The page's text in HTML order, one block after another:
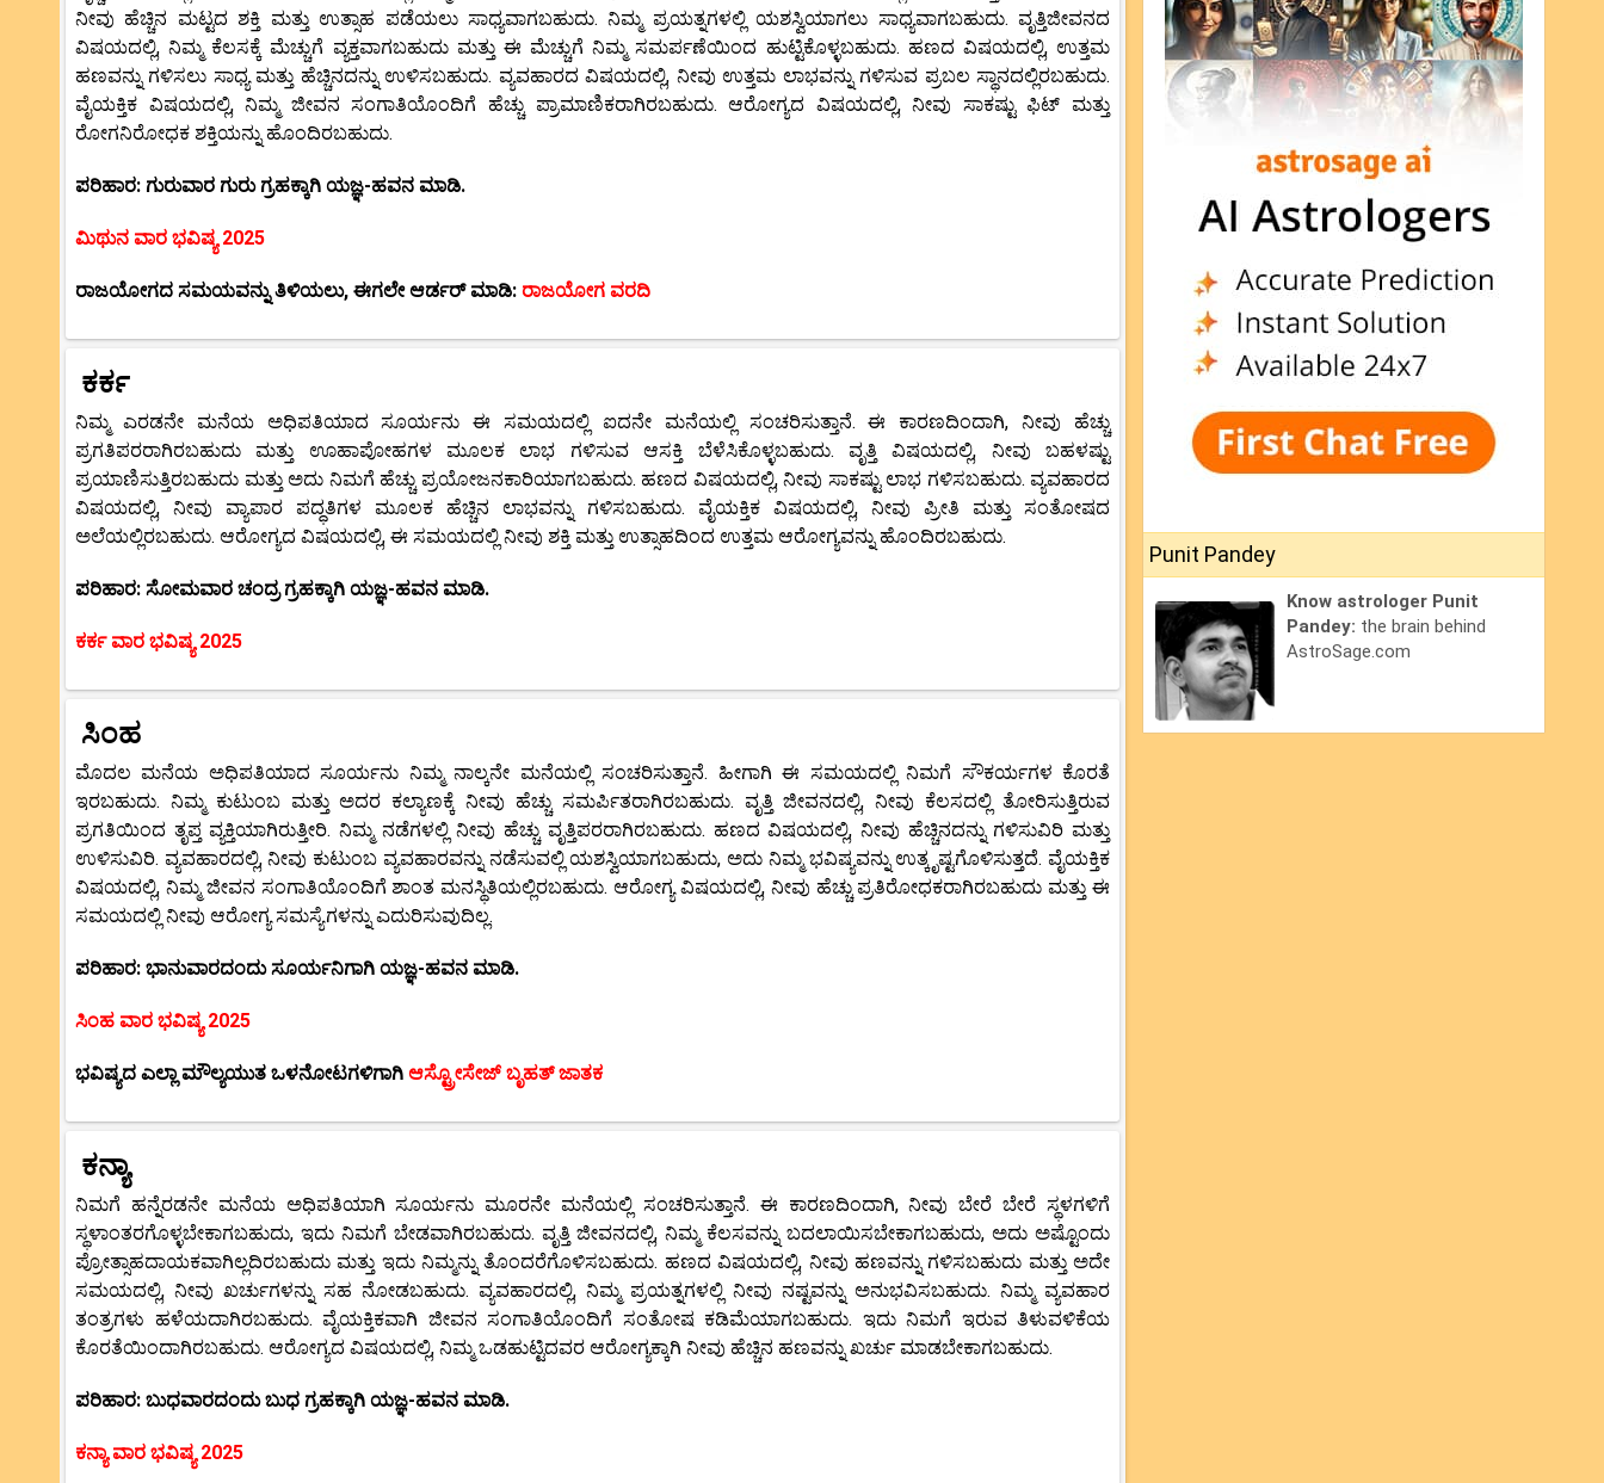
ನೀವು ಹೆಚ್ಚಿನ ಮಟ್ಟದ ಶಕ್ತಿ ಮತ್ತು ಉತ್ಸಾಹ ಪಡೆಯಲು ಸಾಧ್ಯವಾಗಬಹುದು. ನಿಮ್ಮ ಪ್ರಯತ್ನಗಳಲ್ಲಿ ಯಶಸ್ವಿಯಾಗಲು ಸಾಧ್ಯವಾಗಬಹುದು. ವೃತ್ತಿಜೀವನದ
ವಿಷಯದಲ್ಲಿ, ನಿಮ್ಮ ಕೆಲಸಕ್ಕೆ ಮೆಚ್ಚುಗೆ ವ್ಯಕ್ತವಾಗಬಹುದು ಮತ್ತು ಈ ಮೆಚ್ಚುಗೆ ನಿಮ್ಮ ಸಮರ್ಪಣೆಯಿಂದ ಹುಟ್ಟಿಕೊಳ್ಳಬಹುದು. ಹಣದ ವಿಷಯದಲ್ಲಿ, ಉತ್ತಮ
ಹಣವನ್ನು ಗಳಿಸಲು ಸಾಧ್ಯ ಮತ್ತು ಹೆಚ್ಚಿನದನ್ನು ಉಳಿಸಬಹುದು. ವ್ಯವಹಾರದ ವಿಷಯದಲ್ಲಿ, ನೀವು ಉತ್ತಮ ಲಾಭವನ್ನು ಗಳಿಸುವ ಪ್ರಬಲ ಸ್ಥಾನದಲ್ಲಿರಬಹುದು.
ವೈಯಕ್ತಿಕ ವಿಷಯದಲ್ಲಿ, ನಿಮ್ಮ ಜೀವನ ಸಂಗಾತಿಯೊಂದಿಗೆ ಹೆಚ್ಚು ಪ್ರಾಮಾಣಿಕರಾಗಿರಬಹುದು. ಆರೋಗ್ಯದ ವಿಷಯದಲ್ಲಿ, ನೀವು ಸಾಕಷ್ಟು ಫಿಟ್ ಮತ್ತು
ರೋಗನಿರೋಧಕ ಶಕ್ತಿಯನ್ನು ಹೊಂದಿರಬಹುದು.
ಪರಿಹಾರ: ಗುರುವಾರ ಗುರು ಗ್ರಹಕ್ಕಾಗಿ ಯಜ್ಞ-ಹವನ ಮಾಡಿ.
ಮಿಥುನ ವಾರ ಭವಿಷ್ಯ 2025
ರಾಜಯೋಗದ ಸಮಯವನ್ನು ತಿಳಿಯಲು, ಈಗಲೇ ಆರ್ಡರ್ ಮಾಡಿ: ರಾಜಯೋಗ ವರದಿ
ಕರ್ಕ
ನಿಮ್ಮ ಎರಡನೇ ಮನೆಯ ಅಧಿಪತಿಯಾದ ಸೂರ್ಯನು ಈ ಸಮಯದಲ್ಲಿ ಐದನೇ ಮನೆಯಲ್ಲಿ ಸಂಚರಿಸುತ್ತಾನೆ. ಈ ಕಾರಣದಿಂದಾಗಿ, ನೀವು ಹೆಚ್ಚು
ಪ್ರಗತಿಪರರಾಗಿರಬಹುದು ಮತ್ತು ಊಹಾಪೋಹಗಳ ಮೂಲಕ ಲಾಭ ಗಳಿಸುವ ಆಸಕ್ತಿ ಬೆಳೆಸಿಕೊಳ್ಳಬಹುದು. ವೃತ್ತಿ ವಿಷಯದಲ್ಲಿ, ನೀವು ಬಹಳಷ್ಟು
ಪ್ರಯಾಣಿಸುತ್ತಿರಬಹುದು ಮತ್ತು ಅದು ನಿಮಗೆ ಹೆಚ್ಚು ಪ್ರಯೋಜನಕಾರಿಯಾಗಬಹುದು. ಹಣದ ವಿಷಯದಲ್ಲಿ, ನೀವು ಸಾಕಷ್ಟು ಲಾಭ ಗಳಿಸಬಹುದು. ವ್ಯವಹಾರದ
ವಿಷಯದಲ್ಲಿ, ನೀವು ವ್ಯಾಪಾರ ಪದ್ಧತಿಗಳ ಮೂಲಕ ಹೆಚ್ಚಿನ ಲಾಭವನ್ನು ಗಳಿಸಬಹುದು. ವೈಯಕ್ತಿಕ ವಿಷಯದಲ್ಲಿ, ನೀವು ಪ್ರೀತಿ ಮತ್ತು ಸಂತೋಷದ
ಅಲೆಯಲ್ಲಿರಬಹುದು. ಆರೋಗ್ಯದ ವಿಷಯದಲ್ಲಿ, ಈ ಸಮಯದಲ್ಲಿ ನೀವು ಶಕ್ತಿ ಮತ್ತು ಉತ್ಸಾಹದಿಂದ ಉತ್ತಮ ಆರೋಗ್ಯವನ್ನು ಹೊಂದಿರಬಹುದು.
ಪರಿಹಾರ: ಸೋಮವಾರ ಚಂದ್ರ ಗ್ರಹಕ್ಕಾಗಿ ಯಜ್ಞ-ಹವನ ಮಾಡಿ.
ಕರ್ಕ ವಾರ ಭವಿಷ್ಯ 2025
ಸಿಂಹ
ಮೊದಲ ಮನೆಯ ಅಧಿಪತಿಯಾದ ಸೂರ್ಯನು ನಿಮ್ಮ ನಾಲ್ಕನೇ ಮನೆಯಲ್ಲಿ ಸಂಚರಿಸುತ್ತಾನೆ. ಹೀಗಾಗಿ ಈ ಸಮಯದಲ್ಲಿ ನಿಮಗೆ ಸೌಕರ್ಯಗಳ ಕೊರತೆ
ಇರಬಹುದು. ನಿಮ್ಮ ಕುಟುಂಬ ಮತ್ತು ಅದರ ಕಲ್ಯಾಣಕ್ಕೆ ನೀವು ಹೆಚ್ಚು ಸಮರ್ಪಿತರಾಗಿರಬಹುದು. ವೃತ್ತಿ ಜೀವನದಲ್ಲಿ, ನೀವು ಕೆಲಸದಲ್ಲಿ ತೋರಿಸುತ್ತಿರುವ
ಪ್ರಗತಿಯಿಂದ ತೃಪ್ತ ವ್ಯಕ್ತಿಯಾಗಿರುತ್ತೀರಿ. ನಿಮ್ಮ ನಡೆಗಳಲ್ಲಿ ನೀವು ಹೆಚ್ಚು ವೃತ್ತಿಪರರಾಗಿರಬಹುದು. ಹಣದ ವಿಷಯದಲ್ಲಿ, ನೀವು ಹೆಚ್ಚಿನದನ್ನು ಗಳಿಸುವಿರಿ ಮತ್ತು
ಉಳಿಸುವಿರಿ. ವ್ಯವಹಾರದಲ್ಲಿ, ನೀವು ಕುಟುಂಬ ವ್ಯವಹಾರವನ್ನು ನಡೆಸುವಲ್ಲಿ ಯಶಸ್ವಿಯಾಗಬಹುದು, ಅದು ನಿಮ್ಮ ಭವಿಷ್ಯವನ್ನು ಉತ್ಕೃಷ್ಟಗೊಳಿಸುತ್ತದೆ. ವೈಯಕ್ತಿಕ
ವಿಷಯದಲ್ಲಿ, ನಿಮ್ಮ ಜೀವನ ಸಂಗಾತಿಯೊಂದಿಗೆ ಶಾಂತ ಮನಸ್ಥಿತಿಯಲ್ಲಿರಬಹುದು. ಆರೋಗ್ಯ ವಿಷಯದಲ್ಲಿ, ನೀವು ಹೆಚ್ಚು ಪ್ರತಿರೋಧಕರಾಗಿರಬಹುದು ಮತ್ತು ಈ
ಸಮಯದಲ್ಲಿ ನೀವು ಆರೋಗ್ಯ ಸಮಸ್ಯೆಗಳನ್ನು ಎದುರಿಸುವುದಿಲ್ಲ.
ಪರಿಹಾರ: ಭಾನುವಾರದಂದು ಸೂರ್ಯನಿಗಾಗಿ ಯಜ್ಞ-ಹವನ ಮಾಡಿ.
ಸಿಂಹ ವಾರ ಭವಿಷ್ಯ 2025
ಭವಿಷ್ಯದ ಎಲ್ಲಾ ಮೌಲ್ಯಯುತ ಒಳನೋಟಗಳಿಗಾಗಿ ಆಸ್ಟ್ರೋಸೇಜ್ ಬೃಹತ್ ಜಾತಕ
ಕನ್ಯಾ
ನಿಮಗೆ ಹನ್ನೆರಡನೇ ಮನೆಯ ಅಧಿಪತಿಯಾಗಿ ಸೂರ್ಯನು ಮೂರನೇ ಮನೆಯಲ್ಲಿ ಸಂಚರಿಸುತ್ತಾನೆ. ಈ ಕಾರಣದಿಂದಾಗಿ, ನೀವು ಬೇರೆ ಬೇರೆ ಸ್ಥಳಗಳಿಗೆ
ಸ್ಥಳಾಂತರಗೊಳ್ಳಬೇಕಾಗಬಹುದು, ಇದು ನಿಮಗೆ ಬೇಡವಾಗಿರಬಹುದು. ವೃತ್ತಿ ಜೀವನದಲ್ಲಿ, ನಿಮ್ಮ ಕೆಲಸವನ್ನು ಬದಲಾಯಿಸಬೇಕಾಗಬಹುದು, ಅದು ಅಷ್ಟೊಂದು
ಪ್ರೋತ್ಸಾಹದಾಯಕವಾಗಿಲ್ಲದಿರಬಹುದು ಮತ್ತು ಇದು ನಿಮ್ಮನ್ನು ತೊಂದರೆಗೊಳಿಸಬಹುದು. ಹಣದ ವಿಷಯದಲ್ಲಿ, ನೀವು ಹಣವನ್ನು ಗಳಿಸಬಹುದು ಮತ್ತು ಅದೇ
ಸಮಯದಲ್ಲಿ, ನೀವು ಖರ್ಚುಗಳನ್ನು ಸಹ ನೋಡಬಹುದು. ವ್ಯವಹಾರದಲ್ಲಿ, ನಿಮ್ಮ ಪ್ರಯತ್ನಗಳಲ್ಲಿ ನೀವು ನಷ್ಟವನ್ನು ಅನುಭವಿಸಬಹುದು. ನಿಮ್ಮ ವ್ಯವಹಾರ
ತಂತ್ರಗಳು ಹಳೆಯದಾಗಿರಬಹುದು. ವೈಯಕ್ತಿಕವಾಗಿ ಜೀವನ ಸಂಗಾತಿಯೊಂದಿಗೆ ಸಂತೋಷ ಕಡಿಮೆಯಾಗಬಹುದು. ಇದು ನಿಮಗೆ ಇರುವ ತಿಳುವಳಿಕೆಯ
ಕೊರತೆಯಿಂದಾಗಿರಬಹುದು. ಆರೋಗ್ಯದ ವಿಷಯದಲ್ಲಿ, ನಿಮ್ಮ ಒಡಹುಟ್ಟಿದವರ ಆರೋಗ್ಯಕ್ಕಾಗಿ ನೀವು ಹೆಚ್ಚಿನ ಹಣವನ್ನು ಖರ್ಚು ಮಾಡಬೇಕಾಗಬಹುದು.
ಪರಿಹಾರ: ಬುಧವಾರದಂದು ಬುಧ ಗ್ರಹಕ್ಕಾಗಿ ಯಜ್ಞ-ಹವನ ಮಾಡಿ.
ಕನ್ಯಾ ವಾರ ಭವಿಷ್ಯ 2025
Punit Pandey
Know astrologer Punit
Pandey: the brain behind
AstroSage.com